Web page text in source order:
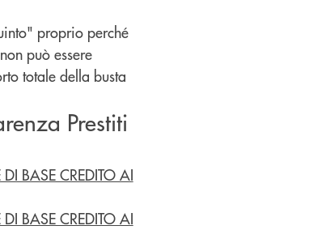
proprio perché
può essere
totale della busta
Prestiti
BASE CREDITO AI
BASE CREDITO AI